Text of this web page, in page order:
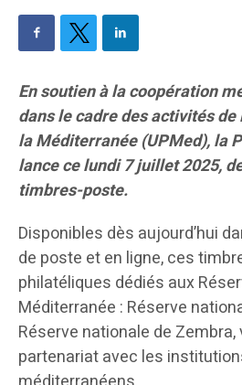
En soutien à la coopération
dans le cadre des activités de
la Méditerranée (UPMed), la
lance ce lundi 7 juillet 2025,
timbres-poste.
Disponibles dès aujourd’hui
de poste et en ligne, ces
philatéliques dédiés aux
Méditerranée : Réserve
Réserve nationale de
partenariat avec les